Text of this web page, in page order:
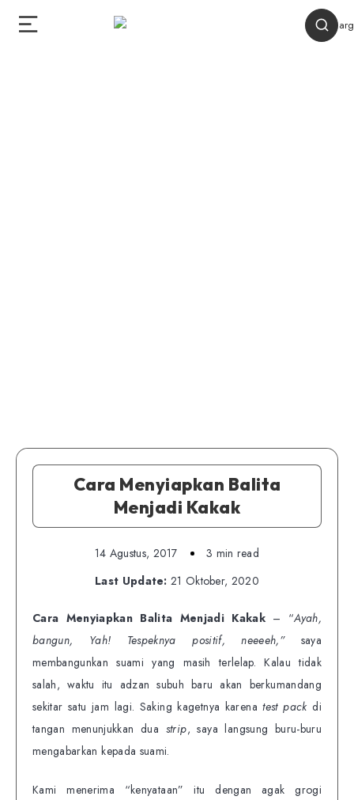
Cara Menyiapkan Balita
Menjadi Kakak
14 Agustus, 2017
3 min read
Last Update: 21 Oktober, 2020
Cara Menyiapkan Balita Menjadi Kakak – “Ayah,
bangun, Yah! Tespeknya positif, neeeeh,” saya
membangunkan suami yang masih terlelap. Kalau tidak
salah, waktu itu adzan subuh baru akan berkumandang
sekitar satu jam lagi. Saking kagetnya karenatest pack di
tangan menunjukkan dua strip, saya langsung buru-buru
mengabarkan kepada suami.
Kami menerima “kenyataan” itu dengan agak grogi